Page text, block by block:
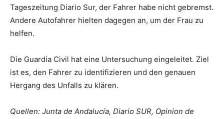
Tageszeitung Diario Sur, der Fahrer habe nicht gebremst.
Andere Autofahrer hielten dagegen an, um der Frau zu
helfen.
Die Guardia Civil hat eine Untersuchung eingeleitet. Ziel
ist es, den Fahrer zu identifizieren und den genauen
Hergang des Unfalls zu klären.
Quellen: Junta de Andalucía, Diario SUR, Opinion de